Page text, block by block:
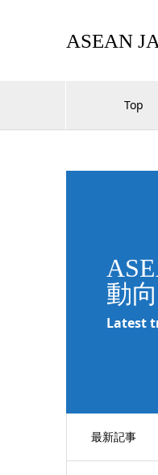
ASEAN
Top
動向
Latest
最新記事